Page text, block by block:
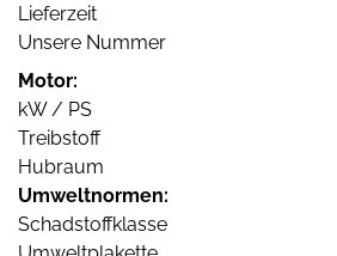
Lieferzeit
Unsere Nummer
Motor:
kW / PS
Treibstoff
Hubraum
Umweltnormen:
Schadstoffklasse